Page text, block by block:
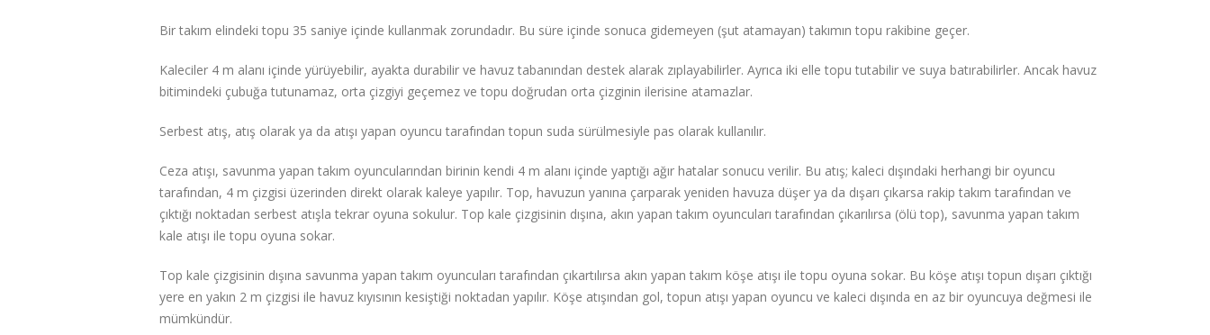
Bir takım elindeki topu 35 saniye içinde kullanmak zorundadır. Bu süre içinde sonuca gidemeyen (şut atamayan) takımın topu rakibine geçer.
Kaleciler 4 m alanı içinde yürüyebilir, ayakta durabilir ve havuz tabanından destek alarak zıplayabilirler. Ayrıca iki elle topu tutabilir ve suya batırabilirler. Ancak havuz
bitimindeki çubuğa tutunamaz, orta çizgiyi geçemez ve topu doğrudan orta çizginin ilerisine atamazlar.
Serbest atış, atış olarak ya da atışı yapan oyuncu tarafından topun suda sürülmesiyle pas olarak kullanılır.
Ceza atışı, savunma yapan takım oyuncularından birinin kendi 4 m alanı içinde yaptığı ağır hatalar sonucu verilir. Bu atış; kaleci dışındaki herhangi bir oyuncu
tarafından, 4 m çizgisi üzerinden direkt olarak kaleye yapılır. Top, havuzun yanına çarparak yeniden havuza düşer ya da dışarı çıkarsa rakip takım tarafından ve
çıktığı noktadan serbest atışla tekrar oyuna sokulur. Top kale çizgisinin dışına, akın yapan takım oyuncuları tarafından çıkarılırsa (ölü top), savunma yapan takım
kale atışı ile topu oyuna sokar.
Top kale çizgisinin dışına savunma yapan takım oyuncuları tarafından çıkartılırsa akın yapan takım köşe atışı ile topu oyuna sokar. Bu köşe atışı topun dışarı çıktığı
yere en yakın 2 m çizgisi ile havuz kıyısının kesiştiği noktadan yapılır. Köşe atışından gol, topun atışı yapan oyuncu ve kaleci dışında en az bir oyuncuya değmesi ile
mümkündür.